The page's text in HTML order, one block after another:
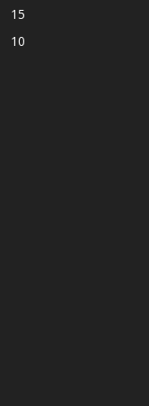
15
10